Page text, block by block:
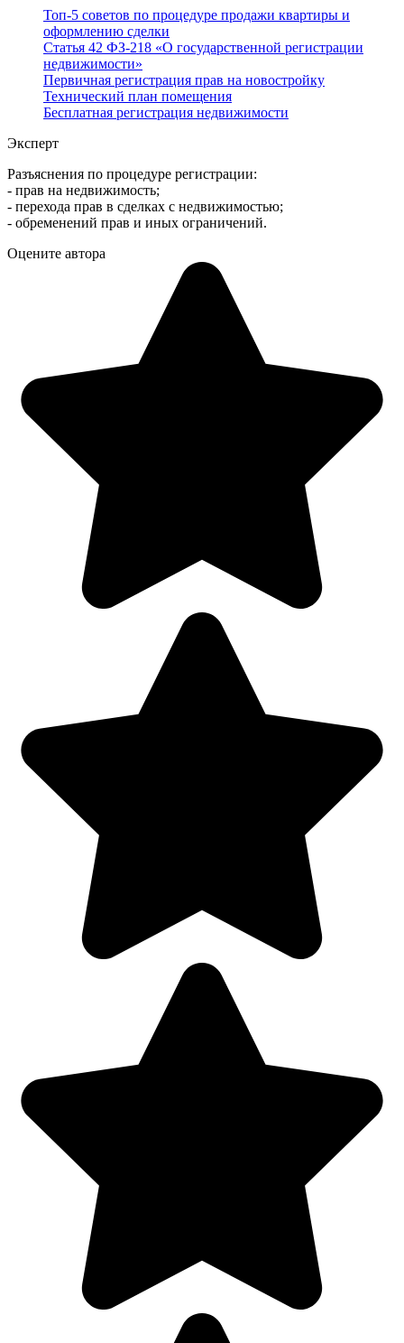
Топ-5 советов по процедуре продажи квартиры и
оформлению сделки
Статья 42 ФЗ-218 «О государственной регистрации
недвижимости»
Первичная регистрация прав на новостройку
Технический план помещения
Бесплатная регистрация недвижимости
Эксперт
Разъяснения по процедуре регистрации:
- прав на недвижимость;
- перехода прав в сделках с недвижимостью;
- обременений прав и иных ограничений.
Оцените автора